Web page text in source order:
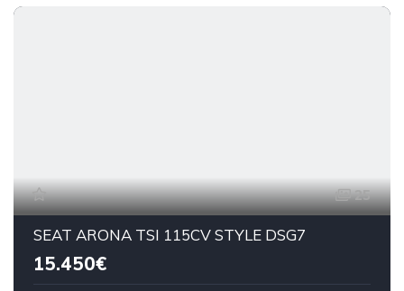
25
SEAT ARONA TSI 115CV STYLE DSG7
15.450€